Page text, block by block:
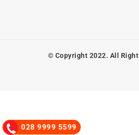
© Copyright 2022. All Right
028 9999 5599